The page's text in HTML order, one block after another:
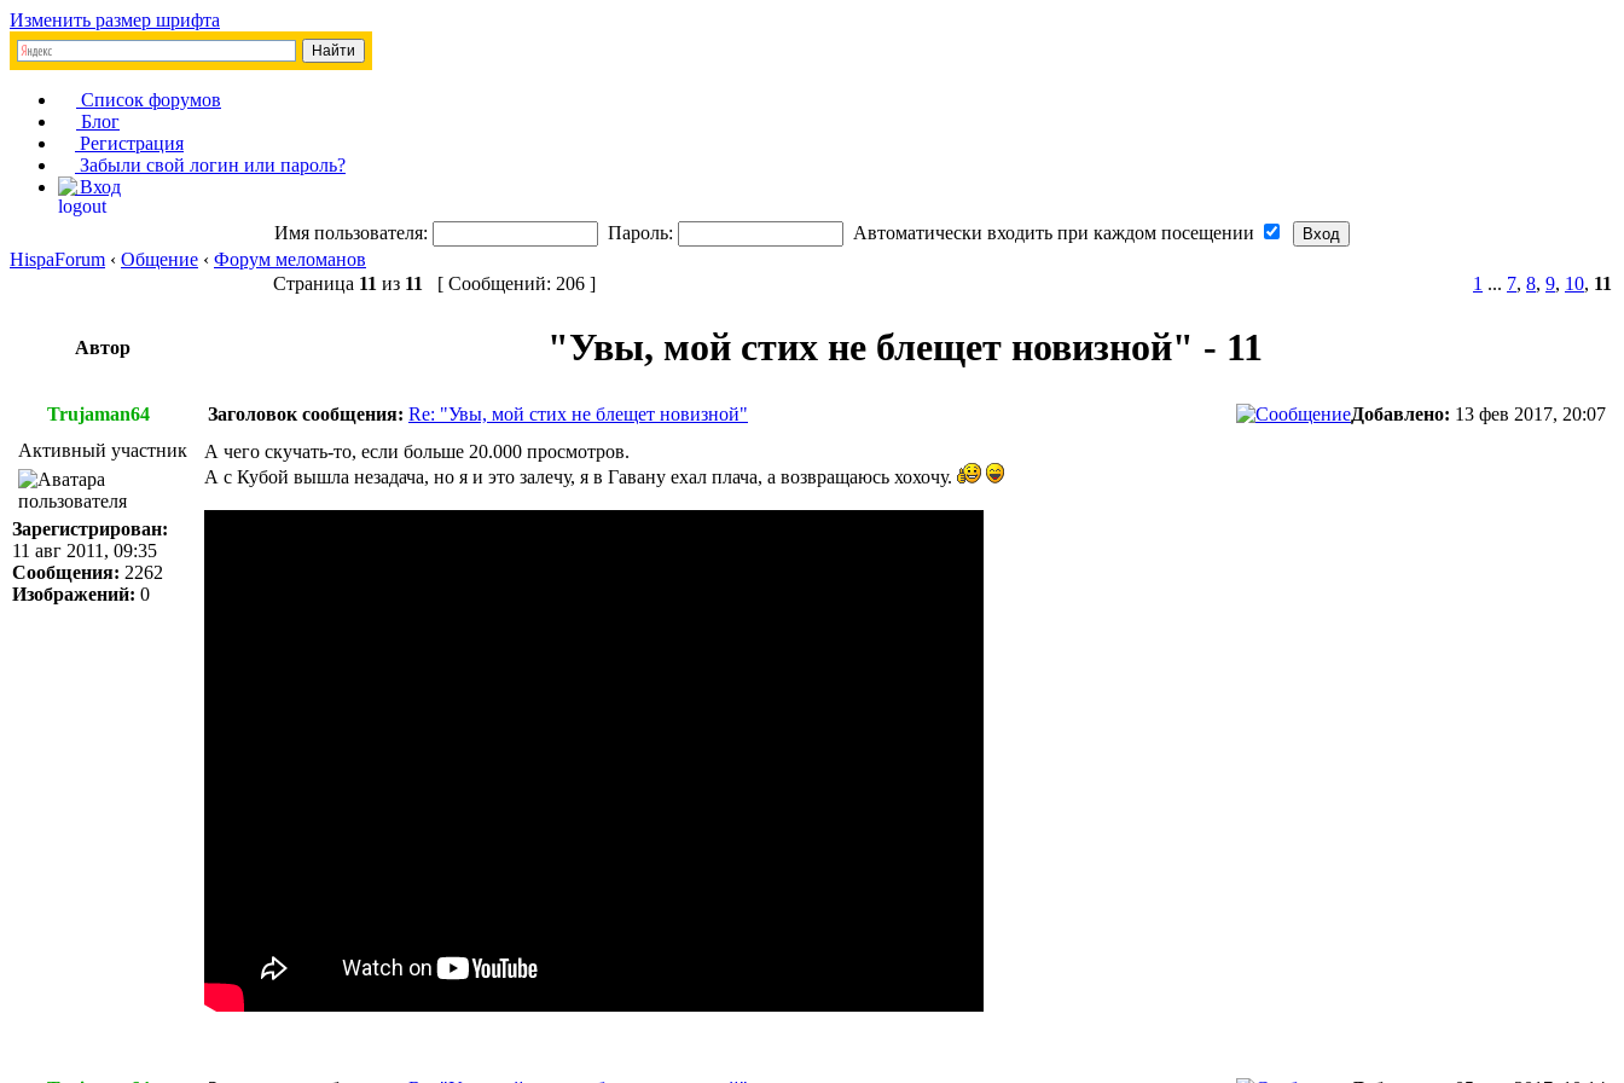
Изменить размер шрифта
Список форумов
Блог
Регистрация
Забыли свой логин или пароль?
Вход
Имя пользователя: Пароль:
Автоматически входить при каждом посещении
HispaForum ‹ Общение ‹ Форум меломанов
Страница 11 из 11 [ Сообщений: 206 ] 1 ... 7, 8, 9, 10, 11
Автор "Увы, мой стих не блещет новизной" - 11
Trujaman64 Заголовок сообщения: Re: "Увы, мой стих не блещет новизной" Добавлено: 13 фев 2017, 20:07
Активный участник
Зарегистрирован:
11 авг 2011, 09:35
Сообщения: 2262
Изображений: 0
А чего скучать-то, если больше 20.000 просмотров.
А с Кубой вышла незадача, но я и это залечу, я в Гавану ехал плача, а возвращаюсь хохочу.